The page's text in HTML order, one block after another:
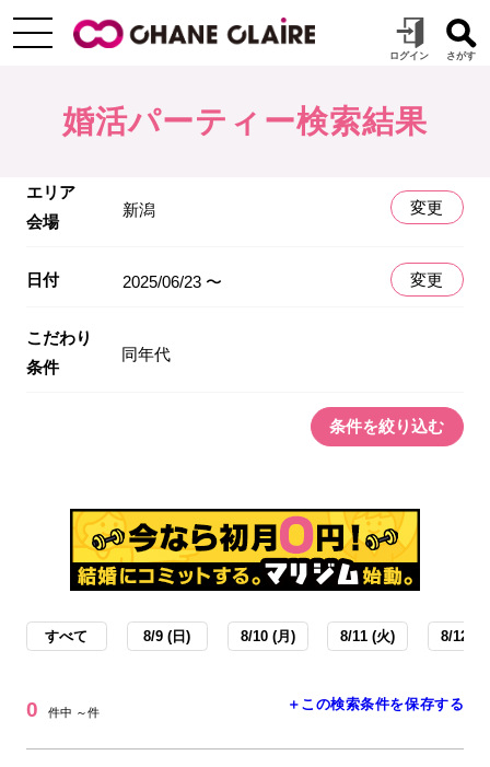
婚活パーティー検索結果
エリア
会場
新潟 変更
日付 2025/06/23 〜 変更
こだわり
条件
同年代
条件を絞り込む
すべて 8/9 (日) 8/10 (月) 8/11 (火) 8/12 (
0 件中 ～件 ＋この検索条件を保存する